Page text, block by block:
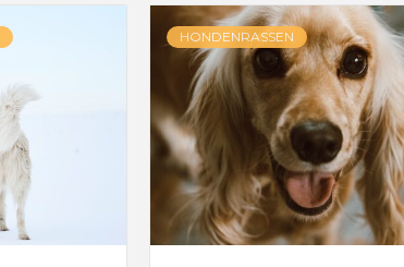
HONDENRASSEN